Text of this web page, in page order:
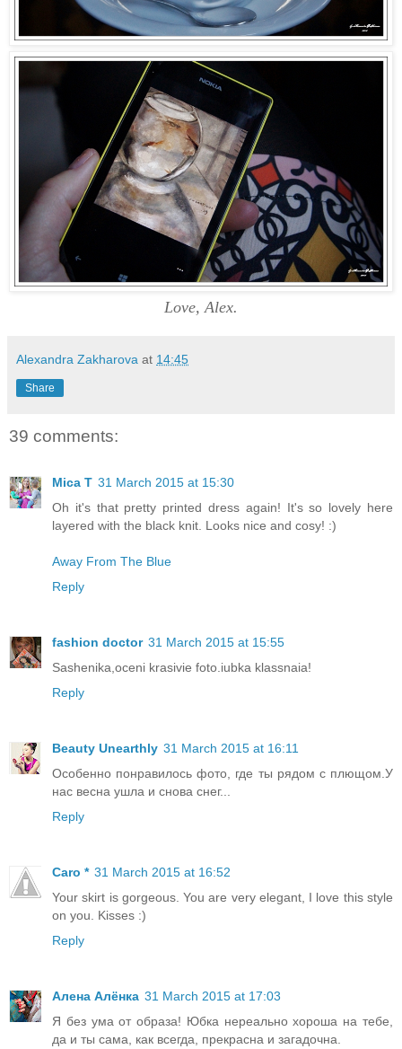
Love, Alex.
Alexandra Zakharova at 14:45
Share
39 comments:
Mica T 31 March 2015 at 15:30
Oh it's that pretty printed dress again! It's so lovely here
layered with the black knit. Looks nice and cosy! :)
Away From The Blue
Reply
fashion doctor 31 March 2015 at 15:55
Sashenika,oceni krasivie foto.iubka klassnaia!
Reply
Beauty Unearthly 31 March 2015 at 16:11
Особенно понравилось фото, где ты рядом с плющом.У
нас весна ушла и снова снег...
Reply
Caro * 31 March 2015 at 16:52
Your skirt is gorgeous. You are very elegant, I love this style
on you. Kisses :)
Reply
Алена Алёнка 31 March 2015 at 17:03
Я без ума от образа! Юбка нереально хороша на тебе,
да и ты сама, как всегда, прекрасна и загадочна.